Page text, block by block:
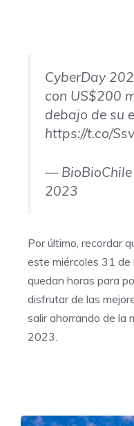
CyberDay
con US$200
debajo de su
https://t.co/
— BioBioChile
2023
Por último, recordar
este miércoles 31 de
quedan horas para
disfrutar de las
salir ahorrando de la
2023.